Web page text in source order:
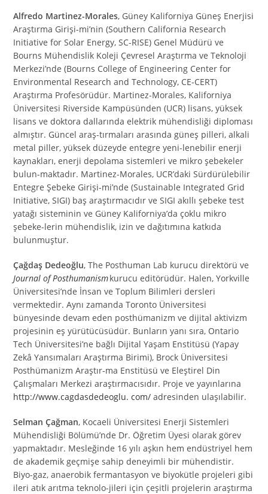
Alfredo Martinez-Morales, Güney Kaliforniya Güneş Enerjisi
Araştırma Girişi-mi’nin (Southern California Research
Initiative for Solar Energy, SC-RISE) Genel Müdürü ve
Bourns Mühendislik Koleji Çevresel Araştırma ve Teknoloji
Merkezi’nde (Bourns College of Engineering Center for
Environmental Research and Technology, CE-CERT)
Araştırma Profesörüdür. Martinez-Morales, Kaliforniya
Üniversitesi Riverside Kampüsünden (UCR) lisans, yüksek
lisans ve doktora dallarında elektrik mühendisliği diploması
almıştır. Güncel araş-tırmaları arasında güneş pilleri, alkali
metal piller, yüksek düzeyde entegre yeni-lenebilir enerji
kaynakları, enerji depolama sistemleri ve mikro şebekeler
bulun-maktadır. Martinez-Morales, UCR’daki Sürdürülebilir
Entegre Şebeke Girişi-mi’nde (Sustainable Integrated Grid
Initiative, SIGI) baş araştırmacıdır ve SIGI akıllı şebeke test
yatağı sisteminin ve Güney Kaliforniya’da çoklu mikro
şebeke-lerin mühendislik, izin ve dağıtımına katkıda
bulunmuştur.
Çağdaş Dedeoğlu, The Posthuman Lab kurucu direktörü ve
Journal of Posthumanismkurucu editörüdür. Halen, Yorkville
Üniversitesi’nde İnsan ve Toplum Bilimleri dersleri
vermektedir. Aynı zamanda Toronto Üniversitesi
bünyesinde devam eden posthümanizm ve dijital aktivizm
projesinin eş yürütücüsüdür. Bunların yanı sıra, Ontario
Tech Üniversitesi’ne bağlı Dijital Yaşam Enstitüsü (Yapay
Zekâ Yansımaları Araştırma Birimi), Brock Üniversitesi
Posthümanizm Araştır-ma Enstitüsü ve Eleştirel Din
Çalışmaları Merkezi araştırmacısıdır. Proje ve yayınlarına
http://www.cagdasdedeoglu. com/ adresinden ulaşılabilir.
Selman Çağman, Kocaeli Üniversitesi Enerji Sistemleri
Mühendisliği Bölümü’nde Dr. Öğretim Üyesi olarak görev
yapmaktadır. Mesleğinde 16 yılı aşkın hem endüstriyel hem
de akademik geçmişe sahip deneyimli bir mühendistir.
Biyo-gaz, anaerobik fermantasyon ve biyokütle projeleri gibi
ileri atık arıtma teknolo-jileri için çeşitli projelerin araştırma